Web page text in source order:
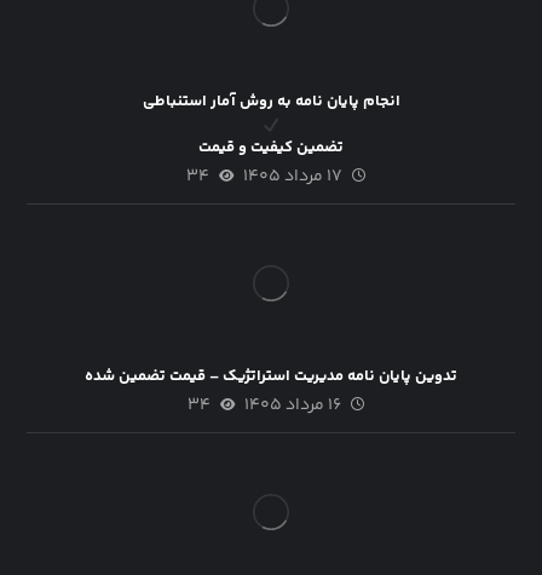
انجام پایان نامه به روش آمار استنباطی
تضمین کیفیت و قیمت
۱۷ مرداد ۱۴۰۵ ۳۴
تدوین پایان نامه مدیریت استراتژیک – قیمت تضمین شده
۱۶ مرداد ۱۴۰۵ ۳۴